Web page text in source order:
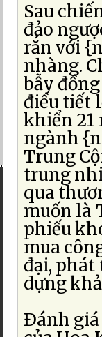
Sau
đảo
rắn với
nhàng.
bẫy
điều tiết
khiển 21
ngành
Trung
trung
qua
muốn là
phiếu
mua
đại,
dựng
Ðánh